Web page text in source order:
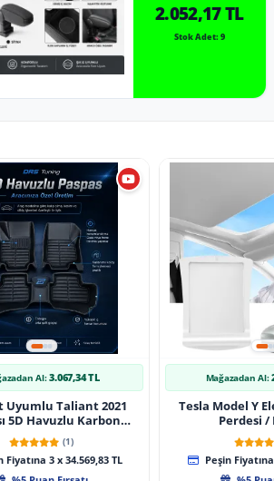
2.052,17 TL
Stok Adet: 9
Al: 3.067,34 TL
Uyumlu Taliant 2021
5D Havuzlu Karbon
Paspas Seti
(1)
Fiyatına 3 x 34.569,83 TL
Mağazadan Al:
Tesla Model Y
Perdesi /
Peşin